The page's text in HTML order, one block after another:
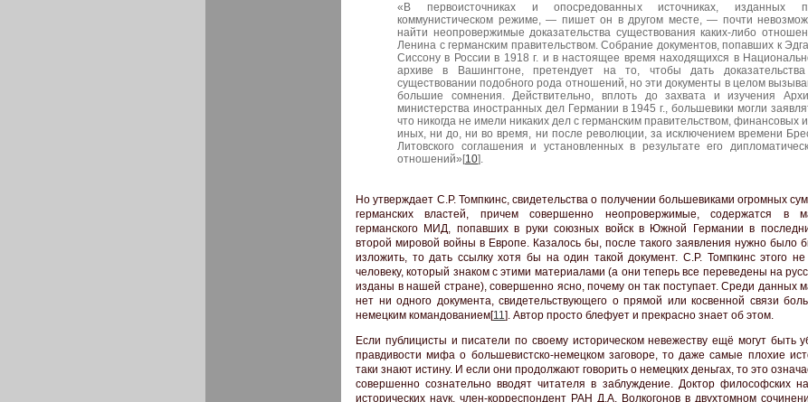
«В первоисточниках и опосредованных источниках, изданных
коммунистическом режиме, — пишет он в другом месте, — почти
найти неопровержимые доказательства существования каких-либо
Ленина с германским правительством. Собрание документов, попавших к
Сиссону в России в 1918 г. и в настоящее время находящихся в
архиве в Вашингтоне, претендует на то, чтобы дать
существовании подобного рода отношений, но эти документы в целом
большие сомнения. Действительно, вплоть до захвата и изучения
министерства иностранных дел Германии в 1945 г., большевики могли
что никогда не имели никаких дел с германским правительством, финансовых
иных, ни до, ни во время, ни после революции, за исключением времени
Литовского соглашения и установленных в результате его
отношений»[10].
Но утверждает С.Р. Томпкинс, свидетельства о получении большевиками огромных
германских властей, причем совершенно неопровержимые, содержатся в
германского МИД, попавших в руки союзных войск в Южной Германии в
второй мировой войны в Европе. Казалось бы, после такого заявления нужно было
изложить, то дать ссылку хотя бы на один такой документ. С.Р. Томпкинс этого
человеку, который знаком с этими материалами (а они теперь все переведены на
изданы в нашей стране), совершенно ясно, почему он так поступает. Среди данных
нет ни одного документа, свидетельствующего о прямой или косвенной связи
немецким командованием[11]. Автор просто блефует и прекрасно знает об этом.
Если публицисты и писатели по своему историческом невежеству ещё могут быть
правдивости мифа о большевистско-немецком заговоре, то даже самые плохие
таки знают истину. И если они продолжают говорить о немецких деньгах, то это
совершенно сознательно вводят читателя в заблуждение. Доктор философских
исторических наук, член-корреспондент РАН Д.А. Волкогонов в двухтомном